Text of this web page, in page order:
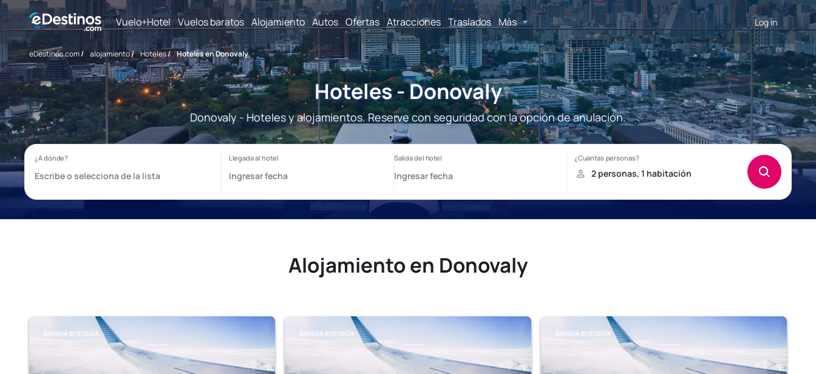
Vuelo+Hotel Vuelos baratos Alojamiento Autos Ofertas Atracciones Traslados Más Log in
eDestinos.com/ alojamiento/ Hoteles/ Hoteles en Donovaly
Hoteles - Donovaly
Donovaly - Hoteles y alojamientos. Reserve con seguridad con la opción de anulación.
Alojamiento en Donovaly
BANSKÁ BYSTRICA BANSKÁ BYSTRICA BANSKÁ BYSTRICA